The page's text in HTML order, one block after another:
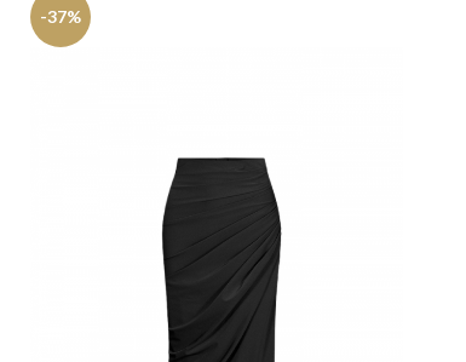
-37%